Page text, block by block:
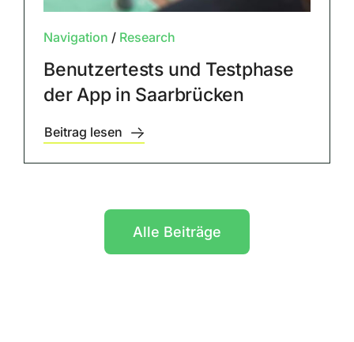
Navigation / Research
Benutzertests und Testphase
der App in Saarbrücken
Beitrag lesen
Alle Beiträge